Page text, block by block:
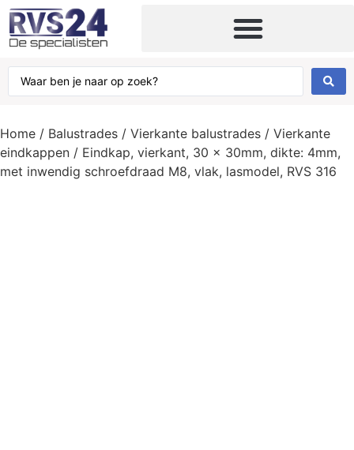
Home / Balustrades / Vierkante balustrades / Vierkante
eindkappen / Eindkap, vierkant, 30 x 30mm, dikte: 4mm,
met inwendig schroefdraad M8, vlak, lasmodel, RVS 316